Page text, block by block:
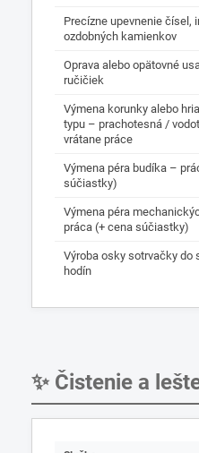
Precízne upevnenie čísel,
ozdobných kamienkov
Oprava alebo opätovné
ručičiek
Výmena korunky alebo
typu – prachotesná /
vrátane práce
Výmena péra budíka –
súčiastky)
Výmena péra
práca (+ cena súčiastky)
Výroba osky sotrvačky do
hodín
✨ Čistenie a